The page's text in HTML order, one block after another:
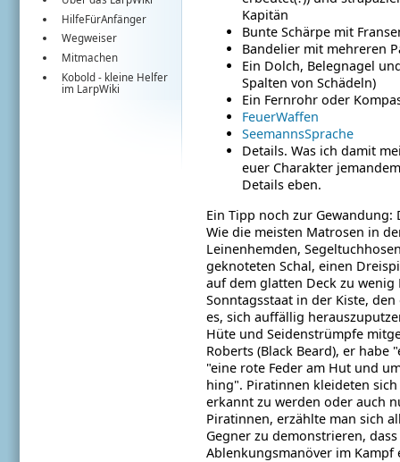
HilfeFürAnfänger
Wegweiser
Mitmachen
Kobold - kleine Helfer
im LarpWiki
Kapitän
Bunte Schärpe mit
Bandelier mit mehreren
Ein Dolch, Belegnagel
Spalten von Schädeln)
Ein Fernrohr oder
FeuerWaffen
SeemannsSprache
Details. Was ich damit
euer Charakter
Details eben.
Ein Tipp noch zur
Wie die meisten Matrosen in
Leinenhemden,
geknoteten Schal, einen
auf dem glatten Deck zu
Sonntagsstaat in der Kiste,
es, sich auffällig
Hüte und Seidenstrümpfe
Roberts (Black Beard), er
"eine rote Feder am Hut und
hing". Piratinnen kleideten
erkannt zu werden oder auch
Piratinnen, erzählte man sich
Gegner zu demonstrieren,
Ablenkungsmanöver im